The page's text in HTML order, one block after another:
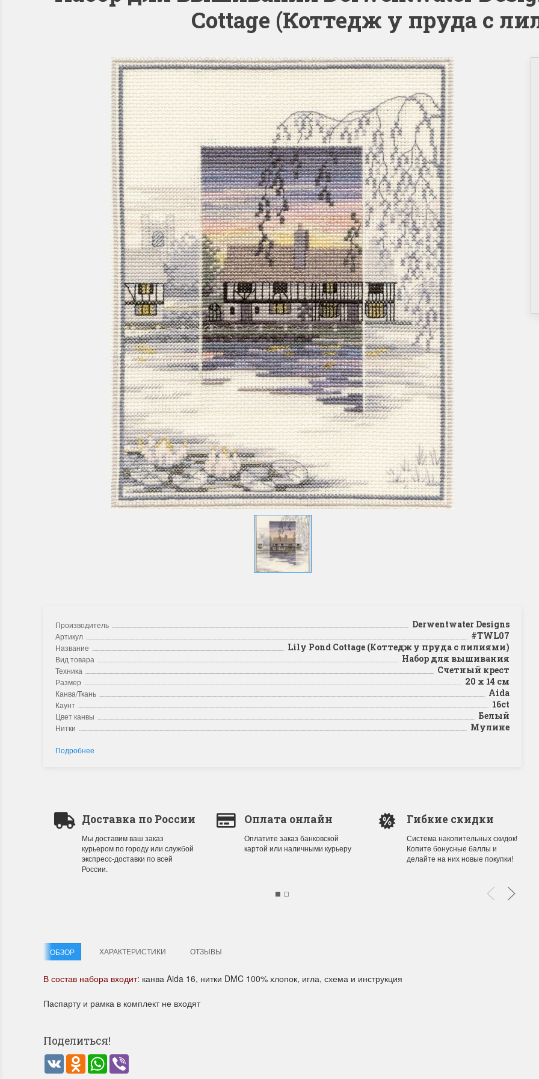
Летние Скидки
!! СКИДКА 20% ‼️ с 1 до 3 июня в честь
1 июня 2024 11:29
Раритеты Дим. New! Поступление
Dimensions 35231 Willow
Cottage (Коттедж у пруда с
Производитель Derwentwater Designs
Артикул #TWL07
Название Lily Pond Cottage (Коттедж у пруда с лилиями)
Вид товара Набор для вышивания
Техника Счетный крест
Размер 20 х 14 см
Канва/Ткань Aida
Каунт 16ct
Цвет канвы Белый
Нитки Мулине
Подробнее
Доставка по России
Мы доставим ваш заказ
курьером по городу или службой
экспресс-доставки по всей
России.
Оплата онлайн
Оплатите заказ банковской
картой или наличными курьеру
Гибкие скидки
Система накопительных скидок!
Копите бонусные баллы и
делайте на них новые покупки!
ОБЗОР ХАРАКТЕРИСТИКИ ОТЗЫВЫ
В состав набора входит: канва Aida 16, нитки DMC 100% хлопок, игла, схема и инструкция
Паспарту и рамка в комплект не входят
Поделиться!
VK Odnoklassniki
WhatsApp